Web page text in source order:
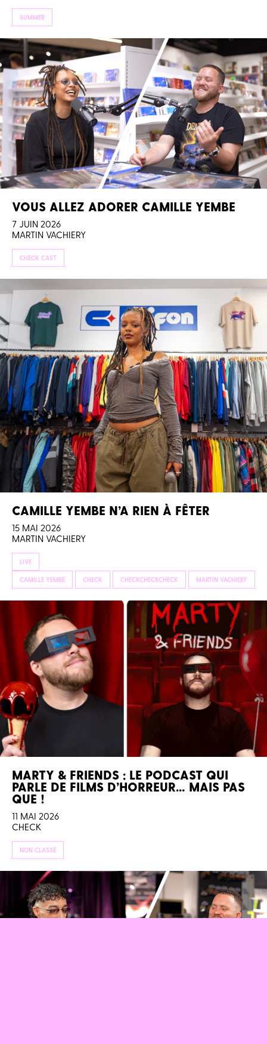
SUMMER
VOUS ALLEZ ADORER CAMILLE YEMBE
7 JUIN 2026
MARTIN VACHIERY
CHECK CAST
CAMILLE YEMBE N’A RIEN À FÊTER
15 MAI 2026
MARTIN VACHIERY
LIVE
CAMILLE YEMBÉ CHECK CHECKCHECKCHECK MARTIN VACHIERY
MARTY & FRIENDS : LE PODCAST QUI
PARLE DE FILMS D’HORREUR… MAIS PAS
QUE !
11 MAI 2026
CHECK
NON CLASSÉ